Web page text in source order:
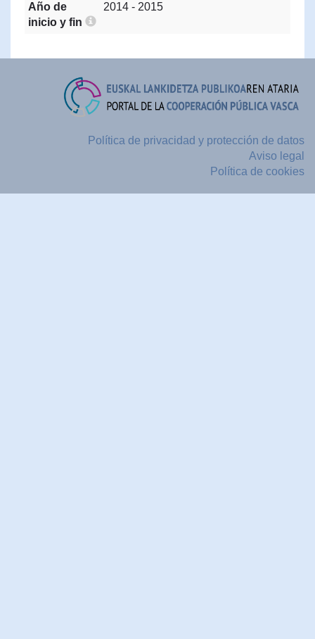
Año de
inicio y fin
2014 - 2015
Política de privacidad y protección de datos
Aviso legal
Política de cookies